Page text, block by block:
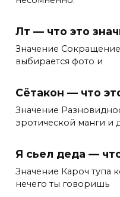
Лт — что это
Значение Сокращение
выбирается фото и
Сётакон — что
Значение
эротической манги и
Я сьел деда —
Значение Кароч тупа
нечего ты говоришь